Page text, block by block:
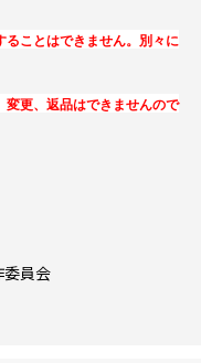
ことはできません。別々に
更、返品はできませんので
員会